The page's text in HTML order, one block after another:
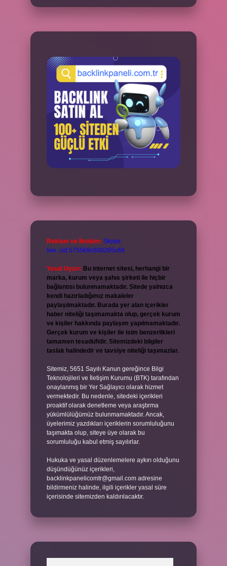
Reklam ve İletişim: Skype:
live:.cid.575569c608265c69
Yasal Uyarı: Bu internet sitesi, herhangi bir
marka, kurum veya şahıs şirketi ile hiçbir
bağlantısı bulunmamaktadır. Sitede yalnızca
kendi hazırladığımız makaleler
paylaşılmaktadır. Burada yer alan içerikler
haber niteliği taşımamakta olup, gerçek kurum
ve kişiler hakkında paylaşım yapılmamaktadır.
Gerçek kurum ve kişiler ile isim benzerlikleri
tamamen tesadüfidir. Sitemizdeki bilgiler
taslak halindedir ve tavsiye niteliği taşımazlar.
Sitemiz, 5651 Sayılı Kanun gereğince Bilgi
Teknolojileri ve İletişim Kurumu (BTK) tarafından
onaylanmış bir Yer Sağlayıcı olarak hizmet
vermektedir. Bu nedenle, sitedeki içerikleri
proaktif olarak denetleme veya araştırma
yükümlülüğümüz bulunmamaktadır. Ancak,
üyelerimiz yazdıkları içeriklerin sorumluluğunu
taşımakta olup, siteye üye olarak bu
sorumluluğu kabul etmiş sayılırlar.
Hukuka ve yasal düzenlemelere aykırı olduğunu
düşündüğünüz içerikleri,
backlinkpanelicomtr@gmail.com adresine
bildirmeniz halinde, ilgili içerikler yasal süre
içerisinde sitemizden kaldırılacaktır.